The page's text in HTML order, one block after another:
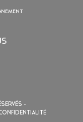
-